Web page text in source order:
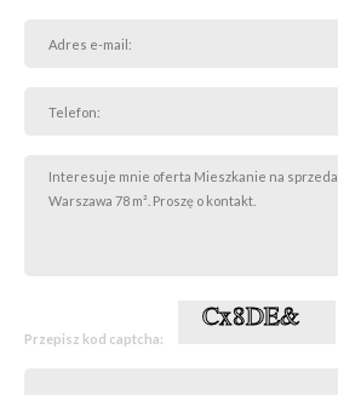
Przepisz kod captcha: